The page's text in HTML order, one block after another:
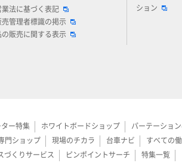
業法に基づく表記
売管理者標識の掲示
の販売に関する表示
ション
ー特集 ホワイトボードショップ
パーテーショ
門ショップ 現場のチカラ 台車ナビ
すべての
づくりサービス ピンポイントサーチ 特集一覧